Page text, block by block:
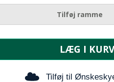
Tilføj ramme
LÆG I KURV
Tilføj til